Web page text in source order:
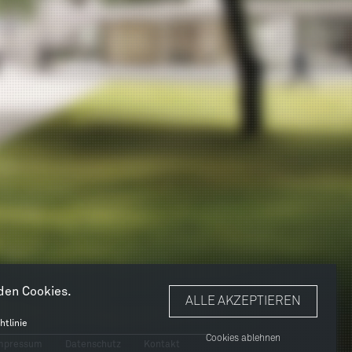
Cookies.
Cookies ablehnen
ALLE AKZEPTIEREN
Datenschutz